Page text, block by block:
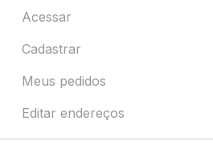
Acessar
Cadastrar
Meus pedidos
Editar endereços